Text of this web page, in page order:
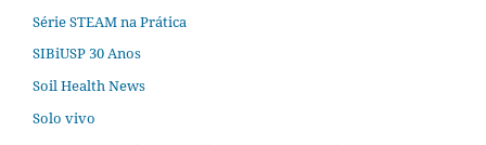
Série STEAM na Prática
SIBiUSP 30 Anos
Soil Health News
Solo vivo